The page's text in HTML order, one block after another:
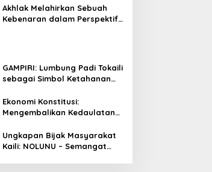
Akhlak Melahirkan Sebuah
Kebenaran dalam Perspektif
GAMPIRI: Lumbung Padi Tokaili
sebagai Simbol Ketahanan
Ekonomi Konstitusi:
Mengembalikan Kedaulatan
Umat
Ungkapan Bijak Masyarakat
Kaili: NOLUNU – Semangat